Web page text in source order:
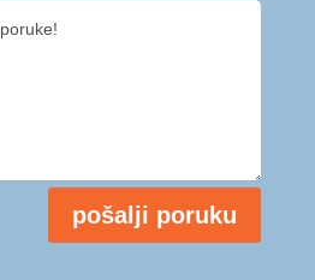
pošalji poruku